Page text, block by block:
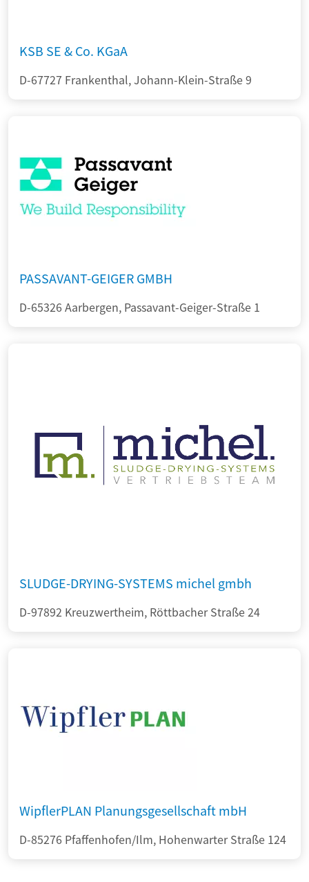
KSB SE & Co. KGaA
D-67727 Frankenthal, Johann-Klein-Straße 9
PASSAVANT-GEIGER GMBH
D-65326 Aarbergen, Passavant-Geiger-Straße 1
SLUDGE-DRYING-SYSTEMS michel gmbh
D-97892 Kreuzwertheim, Röttbacher Straße 24
WipflerPLAN Planungsgesellschaft mbH
D-85276 Pfaffenhofen/Ilm, Hohenwarter Straße 124